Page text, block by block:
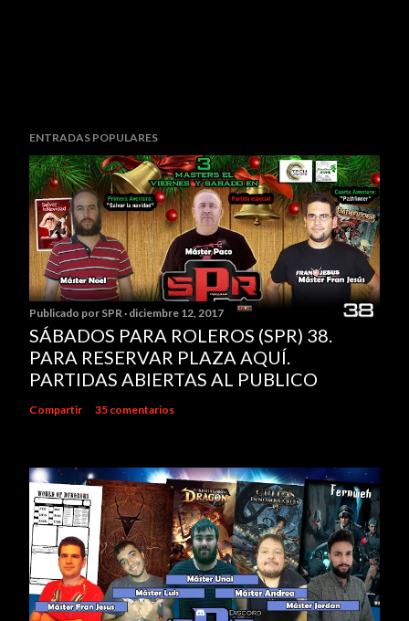
ENTRADAS POPULARES
Publicado por SPR diciembre 12, 2017
SÁBADOS PARA ROLEROS (SPR) 38.
PARA RESERVAR PLAZA AQUÍ.
PARTIDAS ABIERTAS AL PUBLICO
Compartir 35 comentarios